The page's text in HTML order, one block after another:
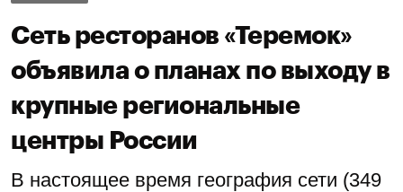
Сеть ресторанов «Теремок»
объявила о планах по выходу в
крупные региональные
центры России
В настоящее время география сети (349